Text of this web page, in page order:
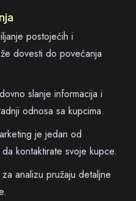
postojećih i
dovesti do povećanja
slanje informacija i
odnosa sa kupcima.
je jedan od
kontaktirate svoje kupce.
analizu pružaju detaljne